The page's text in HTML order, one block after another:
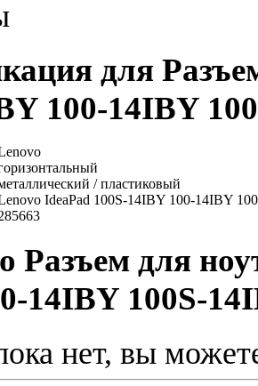
для
100-14IBY
/ пластиковый
IdeaPad 100S-14IBY 100-14IBY
для
14IBY 100S-
нет, вы